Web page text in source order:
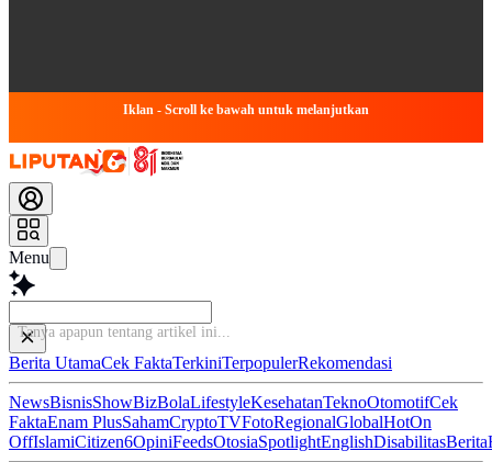
Iklan - Scroll ke bawah untuk melanjutkan
Menu
Tanya apapun
Berita UtamaCek FaktaTerkiniTerpopulerRekomendasi
NewsBisnisShowBizBolaLifestyleKesehatanTeknoOtomotifCek
FaktaEnam PlusSahamCryptoTVFotoRegionalGlobalHotOn
OffIslamiCitizen6OpiniFeedsOtosiaSpotlightEnglishDisabilitasBerita